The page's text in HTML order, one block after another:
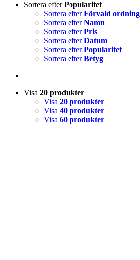
Sortera efterPopularitet
Sortera efterFörvald ordning
Sortera efterNamn
Sortera efterPris
Sortera efterDatum
Sortera efterPopularitet
Sortera efterBetyg
Visa 20 produkter
Visa 20 produkter
Visa 40 produkter
Visa 60 produkter